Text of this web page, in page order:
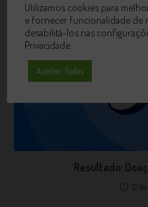
Resultado:
12
Utilizamos cookies para
e fornecer funcionalidade de
desabilitá-los nas
Privacidade
Aceitar Todos